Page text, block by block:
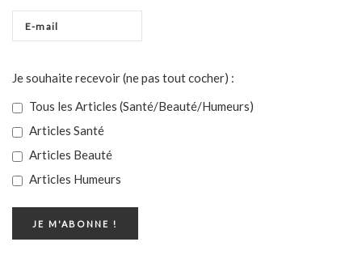
Je souhaite recevoir (ne pas tout cocher) :
Tous les Articles (Santé/Beauté/Humeurs)
Articles Santé
Articles Beauté
Articles Humeurs